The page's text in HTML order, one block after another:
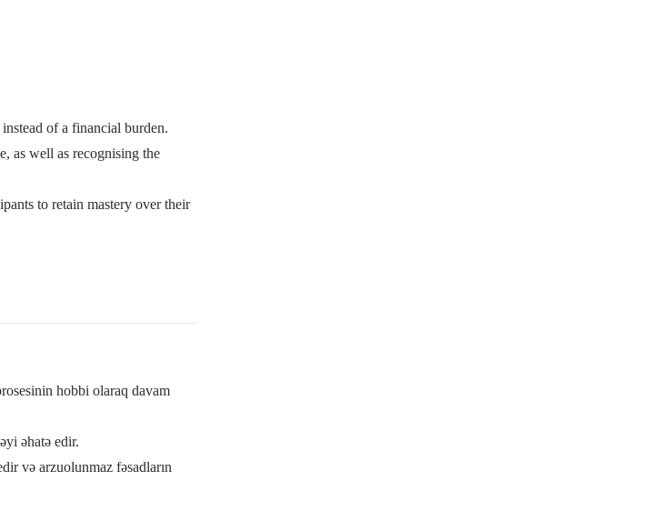
of a financial burden.
as well as recognising the
to retain mastery over their
hobbi olaraq davam
əhatə edir.
və arzuolunmaz fəsadların